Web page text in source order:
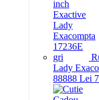
Lady
88888 Lei